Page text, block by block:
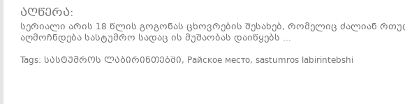
აღწერა:
სერიალი არის 18 წლის გოგონას ცხოვრების შესახებ, რომელიც ძალიან
აღმოჩნდება სასტუმრო სადაც ის მუშაობას დაიწყებს ...
Tags: სასტუმროს ლაბირინთებში, Райское место, sastumros labirintebshi